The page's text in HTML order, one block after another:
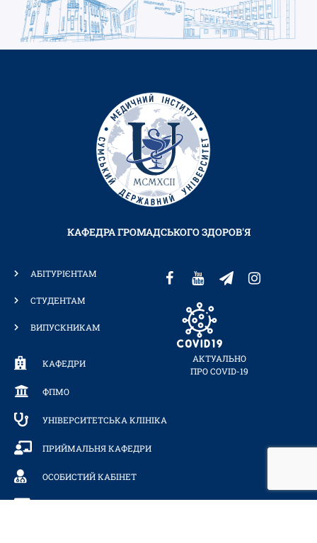
КАФЕДРА ГРОМАДСЬКОГО ЗДОРОВ'Я
АБІТУРІЄНТАМ
СТУДЕНТАМ
ВИПУСКНИКАМ
КАФЕДРИ
ФПМО
УНІВЕРСИТЕТСЬКА КЛІНІКА
ПРИЙМАЛЬНЯ КАФЕДРИ
ОСОБИСТИЙ КАБІНЕТ
АКТУАЛЬНО
ПРО COVID-19